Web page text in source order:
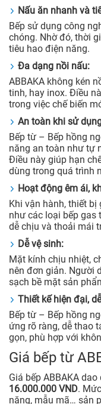
Nấu ăn nhanh và
Bếp sử dụng công
chóng. Nhờ đó, thời
tiêu hao điện năng.
Đa dạng nồi nấu:
ABBAKA không kén
tinh, hay inox. Điều
trong việc chế biến
An toàn khi sử
Bếp từ – Bếp hồng
năng an toàn như tự
Điều này giúp hạn
dùng trong quá trình
Hoạt động êm ái,
Khi vận hành, thiết
như các loại bếp gas
dễ chịu và thoải mái
Dễ vệ sinh:
Mặt kính chịu nhiệt,
nên đơn giản. Người
sạch bề mặt sản
Thiết kế hiện đại,
Bếp từ – Bếp hồng
ứng rõ ràng, dễ thao
gọn, phù hợp với
Giá bếp từ
Giá bếp ABBAKA
16.000.000 VND.
năng, mẫu mã… sản